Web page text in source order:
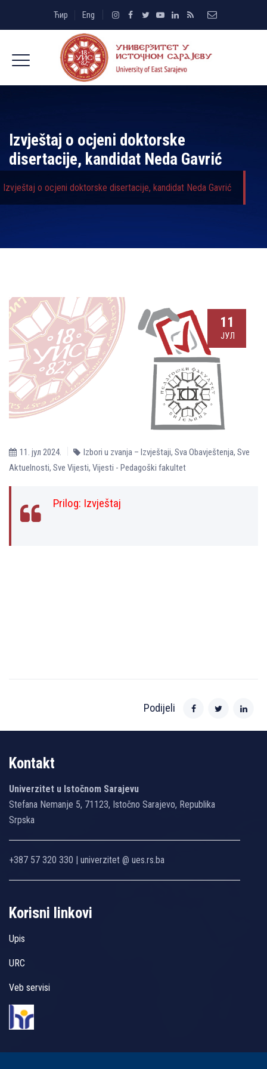
Ћир Eng
Izvještaj o ocjeni doktorske
disertacije, kandidat Neda Gavrić
Izvještaj o ocjeni doktorske disertacije, kandidat Neda Gavrić
11
ЈУЛ
11. јул 2024. Izbori u zvanja – Izvještaji, Sva Obavještenja, Sve
Aktuelnosti, Sve Vijesti, Vijesti - Pedagoški fakultet
Prilog: Izvještaj
Podijeli
Kontakt
Univerzitet u Istočnom Sarajevu
Stefana Nemanje 5, 71123, Istočno Sarajevo, Republika
Srpska
+387 57 320 330 | univerzitet @ ues.rs.ba
Korisni linkovi
Upis
URC
Veb servisi